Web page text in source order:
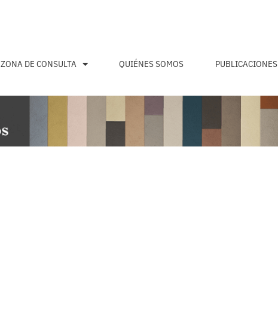
ZONA DE CONSULTA QUIÉNES SOMOS PUBLICACIONES